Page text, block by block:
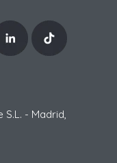
- Madrid,